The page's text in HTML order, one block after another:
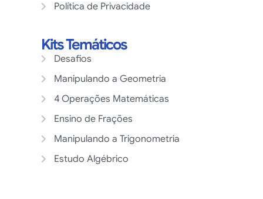
Política de Privacidade
Kits Temáticos
Desafios
Manipulando a Geometria
4 Operações Matemáticas
Ensino de Frações
Manipulando a Trigonometria
Estudo Algébrico